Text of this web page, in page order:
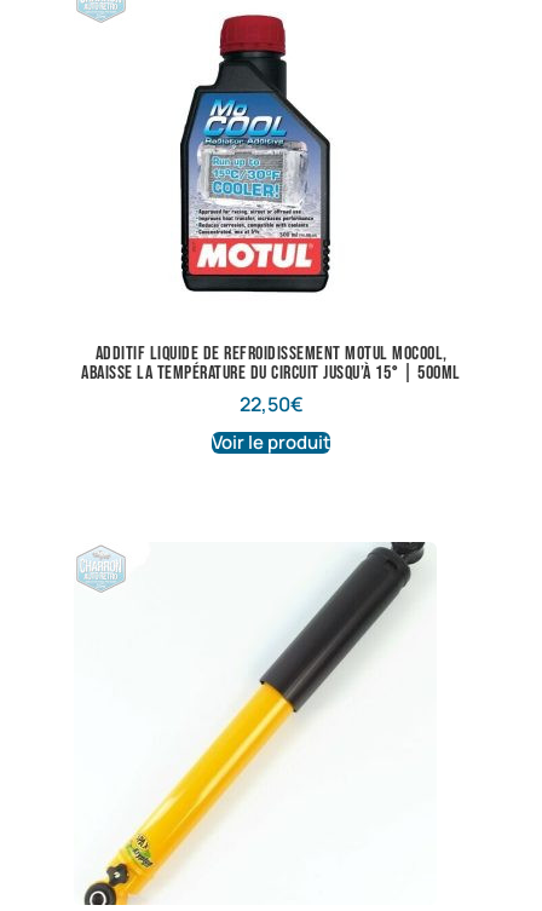
Additif liquide de refroidissement Motul Mocool,
abaisse la température du circuit jusqu’à 15° | 500ml
22,50€
Voir le produit